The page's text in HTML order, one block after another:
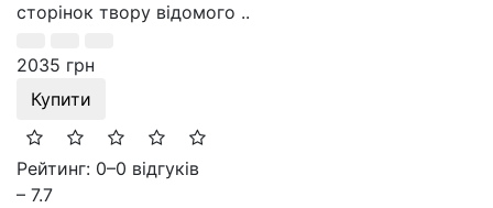
сторінок твору відомого ..
2035 грн
Купити
Рейтинг: 0–0 відгуків
– 7.7